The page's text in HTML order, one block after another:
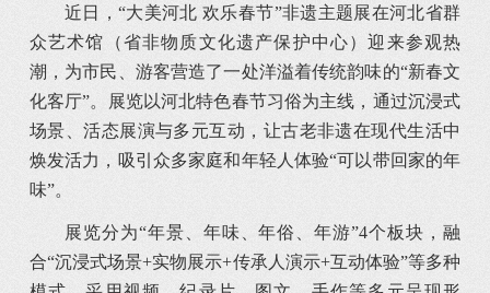
近日，“大美河北 欢乐春节”非遗主题展在河北省群
众艺术馆（省非物质文化遗产保护中心）迎来参观热
潮，为市民、游客营造了一处洋溢着传统韵味的“新春文
化客厅”。展览以河北特色春节习俗为主线，通过沉浸式
场景、活态展演与多元互动，让古老非遗在现代生活中
焕发活力，吸引众多家庭和年轻人体验“可以带回家的年
味”。
展览分为“年景、年味、年俗、年游”4个板块，融
合“沉浸式场景+实物展示+传承人演示+互动体验”等多种